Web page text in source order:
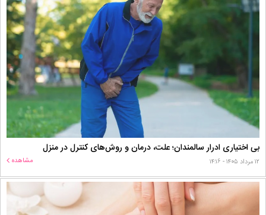
بی اختیاری ادرار سالمندان؛ علت، درمان و روش‌های کنترل در منزل
۱۲ مرداد ۱۴۰۵ - ۱۴:۱۶ مشاهده